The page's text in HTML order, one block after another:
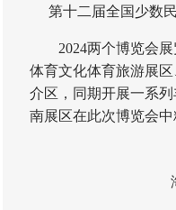
第十二届全国少数
2024两个博览会展
体育文化体育旅游展
介区，同期开展一系
南展区在此次博览会中